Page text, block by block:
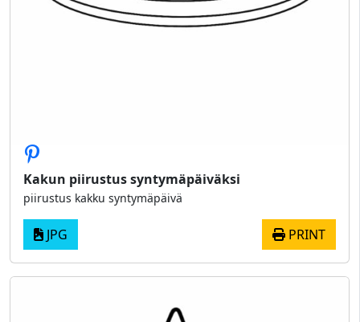
Kakun piirustus syntymäpäiväksi
piirustus kakku syntymäpäivä
JPG PRINT